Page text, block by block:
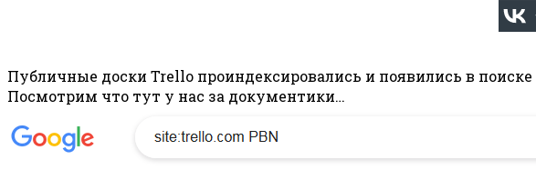
Публичные доски Trello проиндексировались и появились в поиске
Посмотрим что тут у нас за документики…